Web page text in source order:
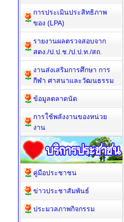
การประเมินประสิทธิภาพ
ของ (LPA)
รายงานผลตรวจสอบจาก
สตง./ป.ป.ช./ป.ป.ท./สถ.
งานส่งเสริมการศึกษา การ
กีฬา ศาสนาและวัฒนธรรม
ข้อมูลตลาดนัด
การใช้พลังงานของหน่วย
งาน
คู่มือประชาชน
ข่าวประชาสัมพันธ์
ประมวลภาพกิจกรรม